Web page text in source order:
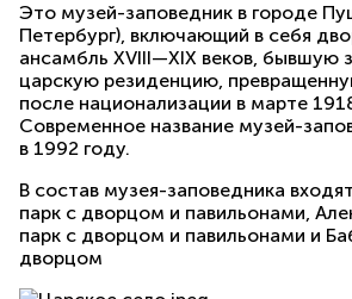
Это музей-заповедник в городе
Петербург), включающий в себя
ансамбль XVIII—XIX веков, бывшую
царскую резиденцию,
после национализации в марте
Современное название музей-
в 1992 году.
В состав музея-заповедника
парк с дворцом и павильонами,
парк с дворцом и павильонами и
дворцом